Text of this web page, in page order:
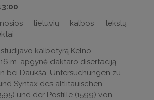
lietuvių kalbos tekstų
studijavo kalbotyrą Kelno
m. apgynė daktaro disertaciją
bei Daukša. Untersuchungen zu
Syntax des altlitauischen
und der Postille (1599) von